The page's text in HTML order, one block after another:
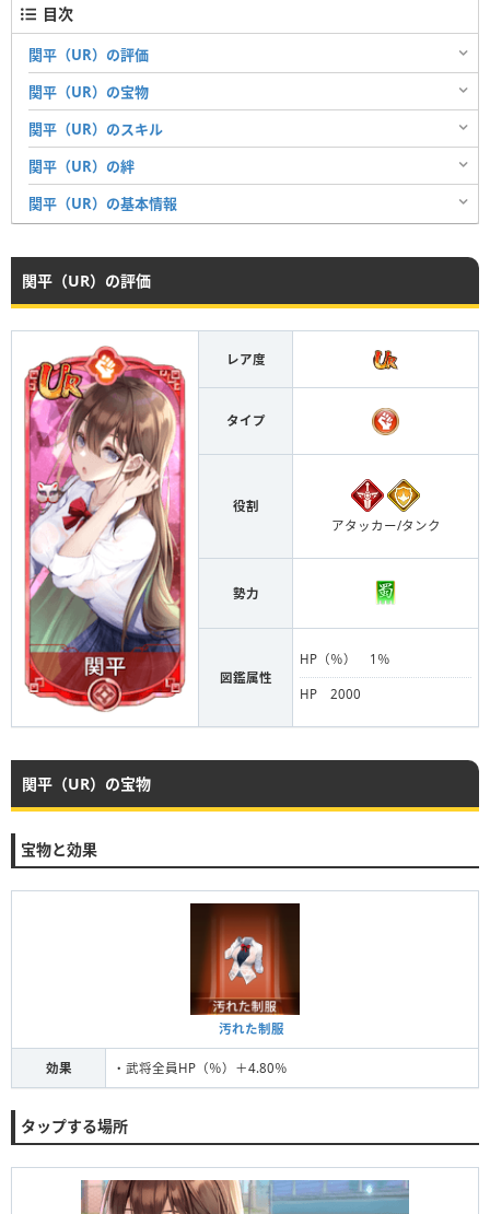
目次
関平（UR）の評価
関平（UR）の宝物
関平（UR）のスキル
関平（UR）の絆
関平（UR）の基本情報
関平（UR）の評価
レア度
タイプ
役割
アタッカー/タンク
勢力
図鑑属性
HP（％） 1％
HP 2000
関平（UR）の宝物
宝物と効果
汚れた制服
効果 ・武将全員HP（％）＋4.80％
タップする場所